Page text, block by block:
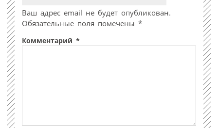
Ваш адрес email не будет опубликован.
Обязательные поля помечены *
Комментарий *